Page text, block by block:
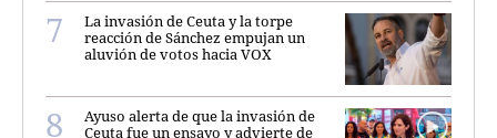
La invasión de Ceuta y la torpe
reacción de Sánchez empujan un
aluvión de votos hacia VOX
Ayuso alerta de que la invasión de
Ceuta fue un ensayo y advierte de